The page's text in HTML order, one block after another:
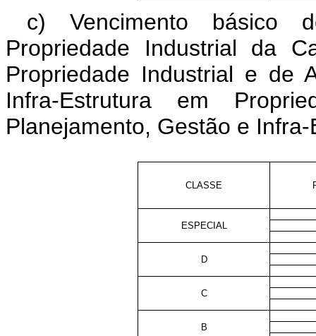
c) Vencimento básico
Propriedade Industrial da
Propriedade Industrial e de
Infra-Estrutura em
Planejamento, Gestão e
CLASSE
ESPECIAL
D
C
B